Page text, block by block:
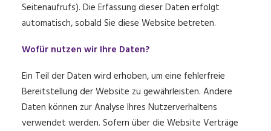
Seitenaufrufs). Die Erfassung dieser Daten erfolgt
automatisch, sobald Sie diese Website betreten.
Wofür nutzen wir Ihre Daten?
Ein Teil der Daten wird erhoben, um eine fehlerfreie
Bereitstellung der Website zu gewährleisten. Andere
Daten können zur Analyse Ihres Nutzerverhaltens
verwendet werden. Sofern über die Website Verträge